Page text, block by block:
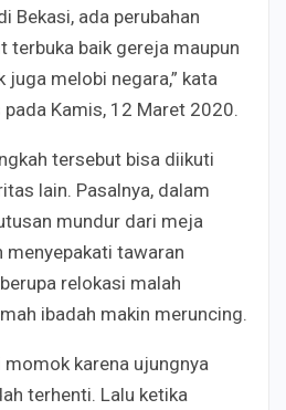
Bekasi, ada perubahan
terbuka baik gereja maupun
melobi negara,” kata
Kamis, 12 Maret 2020.
tersebut bisa diikuti
lain. Pasalnya, dalam
mundur dari meja
menyepakati tawaran
relokasi malah
ibadah makin meruncing.
momok karena ujungnya
terhenti. Lalu ketika